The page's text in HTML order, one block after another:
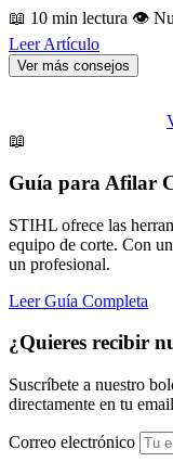
📖 10 min lectura 👁️
Leer Artículo
Ver más consejos
📖
Guía para Afilar
STIHL ofrece las
equipo de corte. Con
un profesional.
Leer Guía Completa
¿Quieres recibir
Suscríbete a nuestro
directamente en tu email
Correo electrónico